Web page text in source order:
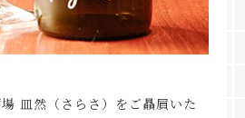
皿然（さらさ）をご贔屓いた